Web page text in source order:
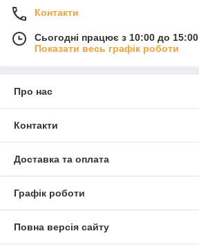
Контакти
Сьогодні працює з 10:00 до 15:00
Показати весь графік роботи
Про нас
Контакти
Доставка та оплата
Графік роботи
Повна версія сайту